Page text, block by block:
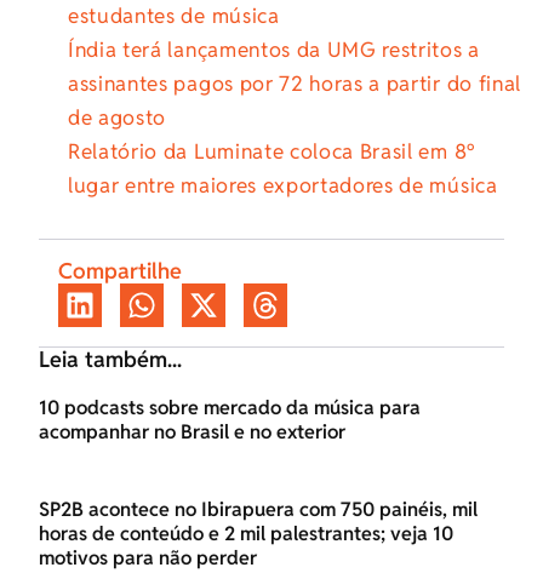
estudantes de música
Índia terá lançamentos da UMG restritos a
assinantes pagos por 72 horas a partir do final
de agosto
Relatório da Luminate coloca Brasil em 8º
lugar entre maiores exportadores de música
Compartilhe
Leia também...
10 podcasts sobre mercado da música para
acompanhar no Brasil e no exterior
SP2B acontece no Ibirapuera com 750 painéis, mil
horas de conteúdo e 2 mil palestrantes; veja 10
motivos para não perder